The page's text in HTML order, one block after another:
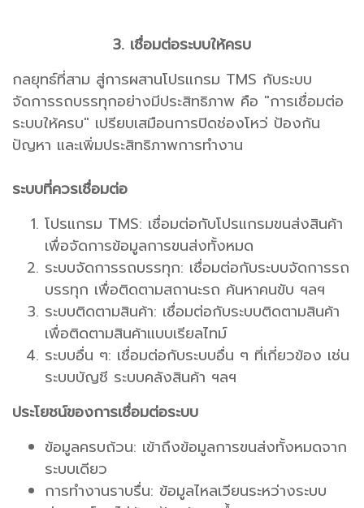
3. เชื่อมต่อระบบให้ครบ
กลยุทธ์ที่สาม สู่การผสานโปรแกรม TMS กับระบบ
จัดการรถบรรทุกอย่างมีประสิทธิภาพ คือ "การเชื่อมต่อ
ระบบให้ครบ" เปรียบเสมือนการปิดช่องโหว่ ป้องกัน
ปัญหา และเพิ่มประสิทธิภาพการทำงาน
ระบบที่ควรเชื่อมต่อ
โปรแกรม TMS: เชื่อมต่อกับโปรแกรมขนส่งสินค้า
เพื่อจัดการข้อมูลการขนส่งทั้งหมด
ระบบจัดการรถบรรทุก: เชื่อมต่อกับระบบจัดการรถ
บรรทุก เพื่อติดตามสถานะรถ ค้นหาคนขับ ฯลฯ
ระบบติดตามสินค้า: เชื่อมต่อกับระบบติดตามสินค้า
เพื่อติดตามสินค้าแบบเรียลไทม์
ระบบอื่น ๆ: เชื่อมต่อกับระบบอื่น ๆ ที่เกี่ยวข้อง เช่น
ระบบบัญชี ระบบคลังสินค้า ฯลฯ
ประโยชน์ของการเชื่อมต่อระบบ
ข้อมูลครบถ้วน: เข้าถึงข้อมูลการขนส่งทั้งหมดจาก
ระบบเดียว
การทำงานราบรื่น: ข้อมูลไหลเวียนระหว่างระบบ